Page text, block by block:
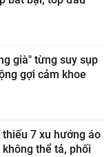
già" từng suy sụp
gợi cảm khoe
7 xu hướng áo
thể tả, phối